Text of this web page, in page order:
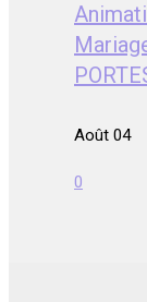
Août 04
0